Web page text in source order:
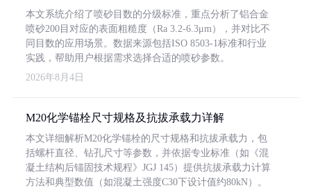
本文系统介绍了喷砂目数的分级标准，重点分析了铝合金
喷砂200目对应的表面粗糙度（Ra 3.2-6.3μm），并对比不
同目数的应用场景。数据来源包括ISO 8503-1标准和行业
实践，帮助用户根据需求选择合适的喷砂参数。
2026年8月4日
M20化学锚栓尺寸规格及抗拔承载力详解
本文详细解析M20化学锚栓的尺寸规格和抗拔承载力，包
括螺杆直径、钻孔尺寸等参数，并依据专业标准（如《混
凝土结构后锚固技术规程》JGJ 145）提供抗拔承载力计算
方法和典型数值（如混凝土强度C30下设计值约80kN）。